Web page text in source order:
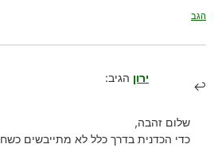
הגב
ירון הגיב:
שלום זהבה,
כדי הכדנית בדרך כלל לא מתייבשים